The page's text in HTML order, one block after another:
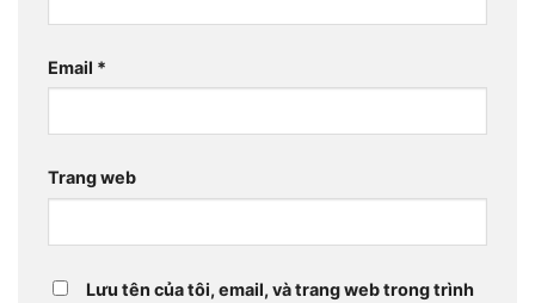
Email *
Trang web
Lưu tên của tôi, email, và trang web trong trình